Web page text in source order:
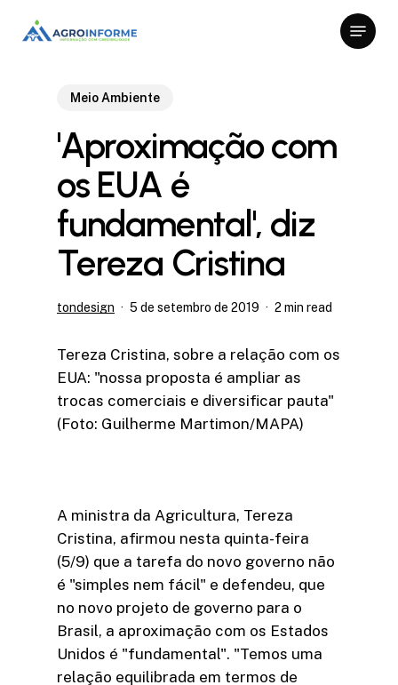
Menu
Meio Ambiente
'Aproximação com
os EUA é
fundamental', diz
Tereza Cristina
tondesign 5 de setembro de 2019 2 min read
Tereza Cristina, sobre a relação com os
EUA: "nossa proposta é ampliar as
trocas comerciais e diversificar pauta"
(Foto: Guilherme Martimon/MAPA)
A ministra da Agricultura, Tereza
Cristina, afirmou nesta quinta-feira
(5/9) que a tarefa do novo governo não
é "simples nem fácil" e defendeu, que
no novo projeto de governo para o
Brasil, a aproximação com os Estados
Unidos é "fundamental". "Temos uma
relação equilibrada em termos de